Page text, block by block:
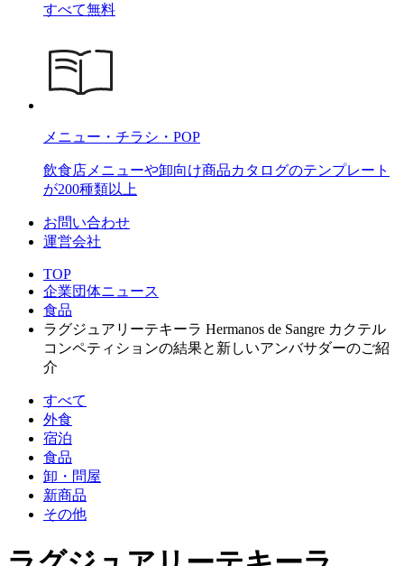
すべて無料
メニュー・チラシ・POP
飲食店メニューや卸向け商品カタログのテンプレート
が200種類以上
お問い合わせ
運営会社
TOP
企業団体ニュース
食品
ラグジュアリーテキーラ Hermanos de Sangre カクテル
コンペティションの結果と新しいアンバサダーのご紹
介
すべて
外食
宿泊
食品
卸・問屋
新商品
その他